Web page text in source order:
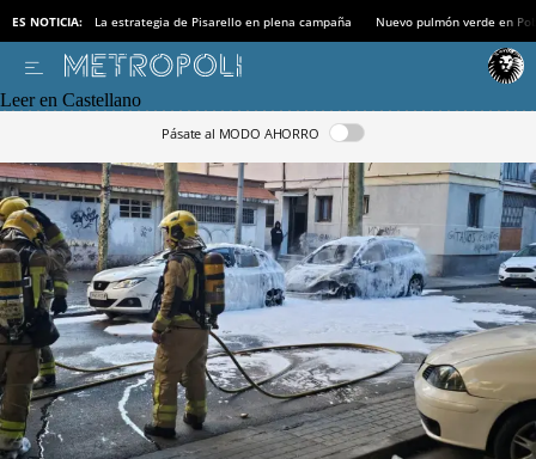
ES NOTICIA: La estrategia de Pisarello en plena campaña Nuevo pulmón verde en
Leer en Castellano
Pásate al MODO AHORRO